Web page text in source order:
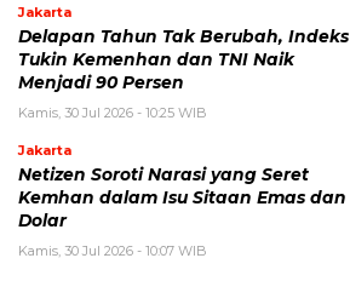
Jakarta
Delapan Tahun Tak Berubah, Indeks
Tukin Kemenhan dan TNI Naik
Menjadi 90 Persen
Kamis, 30 Jul 2026 - 10:25 WIB
Jakarta
Netizen Soroti Narasi yang Seret
Kemhan dalam Isu Sitaan Emas dan
Dolar
Kamis, 30 Jul 2026 - 10:07 WIB